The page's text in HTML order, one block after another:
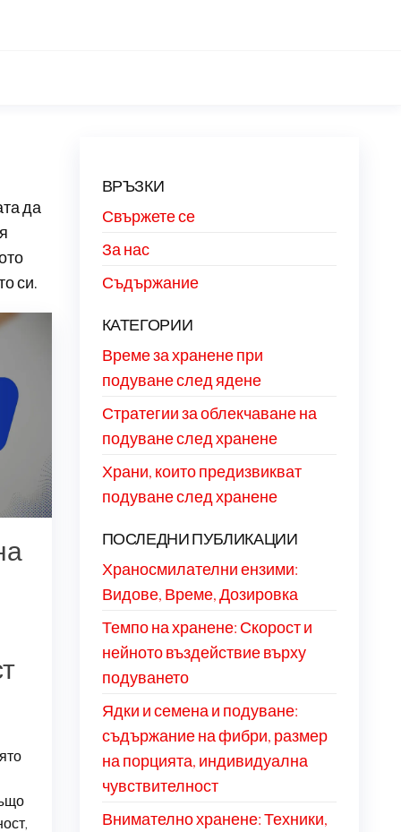
да
си.
ВРЪЗКИ
Свържете се
За нас
Съдържание
КАТЕГОРИИ
Време за хранене при
подуване след ядене
Стратегии за облекчаване на
подуване след хранене
Храни, които предизвикват
подуване след хранене
ПОСЛЕДНИ ПУБЛИКАЦИИ
Храносмилателни ензими:
Видове, Време, Дозировка
Темпо на хранене: Скорост и
нейното въздействие върху
подуването
Ядки и семена и подуване:
съдържание на фибри, размер
на порцията, индивидуална
чувствителност
Внимателно хранене: Техники,